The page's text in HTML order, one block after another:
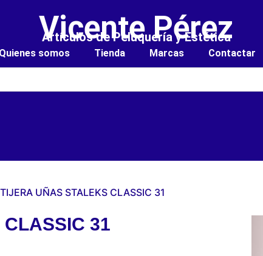
Vicente Pérez
Artículos de Peluquería y Estética
Quienes somos Tienda Marcas Contactar
UÑAS STALEKS CLASSIC 31
31